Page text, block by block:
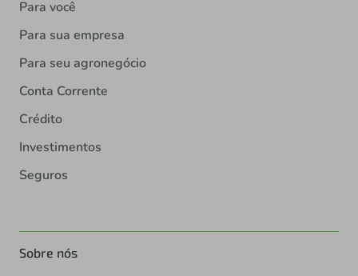
Para você
Para sua empresa
Para seu agronegócio
Conta Corrente
Crédito
Investimentos
Seguros
Sobre nós